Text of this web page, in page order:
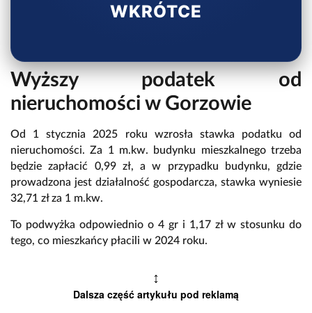
WKRÓTCE
Wyższy podatek od
nieruchomości w Gorzowie
Od 1 stycznia 2025 roku wzrosła stawka podatku od
nieruchomości. Za 1 m.kw. budynku mieszkalnego trzeba
będzie zapłacić 0,99 zł, a w przypadku budynku, gdzie
prowadzona jest działalność gospodarcza, stawka wyniesie
32,71 zł za 1 m.kw.
To podwyżka odpowiednio o 4 gr i 1,17 zł w stosunku do
tego, co mieszkańcy płacili w 2024 roku.
↕
Dalsza część artykułu pod reklamą